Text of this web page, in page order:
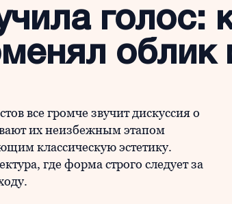
голос:
облик
все громче звучит дискуссия о
их неизбежным этапом
классическую эстетику.
где форма строго следует за